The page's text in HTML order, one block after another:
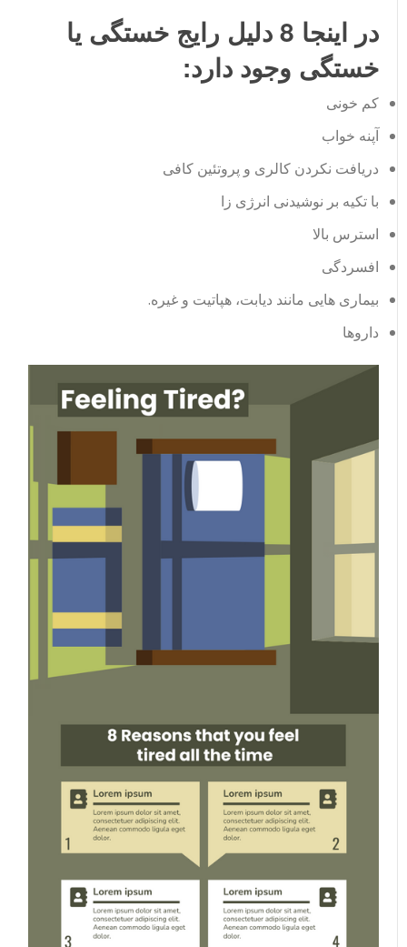
در اینجا 8 دلیل رایج خستگی یا
خستگی وجود دارد:
کم خونی
آپنه خواب
دریافت نکردن کالری و پروتئین کافی
با تکیه بر نوشیدنی انرژی زا
استرس بالا
افسردگی
بیماری هایی مانند دیابت، هپاتیت و غیره.
داروها